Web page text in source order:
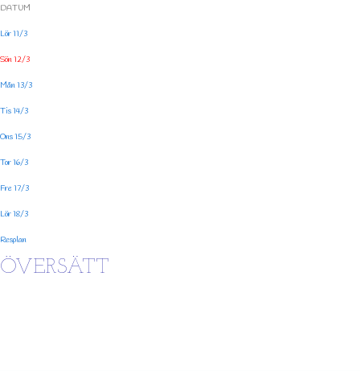
DATUM
Lör 11/3
Sön 12/3
Mån 13/3
Tis 14/3
Ons 15/3
Tor 16/3
Fre 17/3
Lör 18/3
Resplan
ÖVERSÄTT